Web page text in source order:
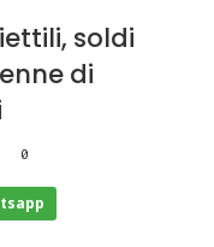
soldi
di
0